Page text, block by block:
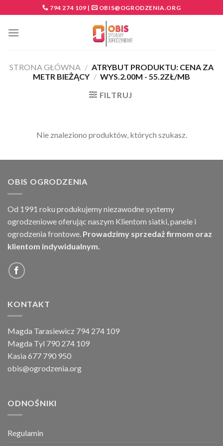
to
content
794 274 109 | OBIS@OGRODZENIA.ORG
STRONA GŁÓWNA / ATRYBUT PRODUKTU: CENA ZA
METR BIEŻĄCY / WYS.2.00M - 55.2ZŁ/MB
FILTRUJ
Nie znaleziono produktów, których szukasz.
OBIS OGRODZENIA
Od 1991 roku produkujemy niezawodne systemy
ogrodzeniowe oferując naszym Klientom siatki, panele i
ogrodzenia frontowe. Prowadzimy sprzedaż firmom oraz
klientom indywidualnym.
KONTAKT
Magda Tarasiewicz 794 274 109
Magda Tyl 790 274 109
Kasia 677 790 950
obis@ogrodzenia.org
ODNOŚNIKI
Regulamin